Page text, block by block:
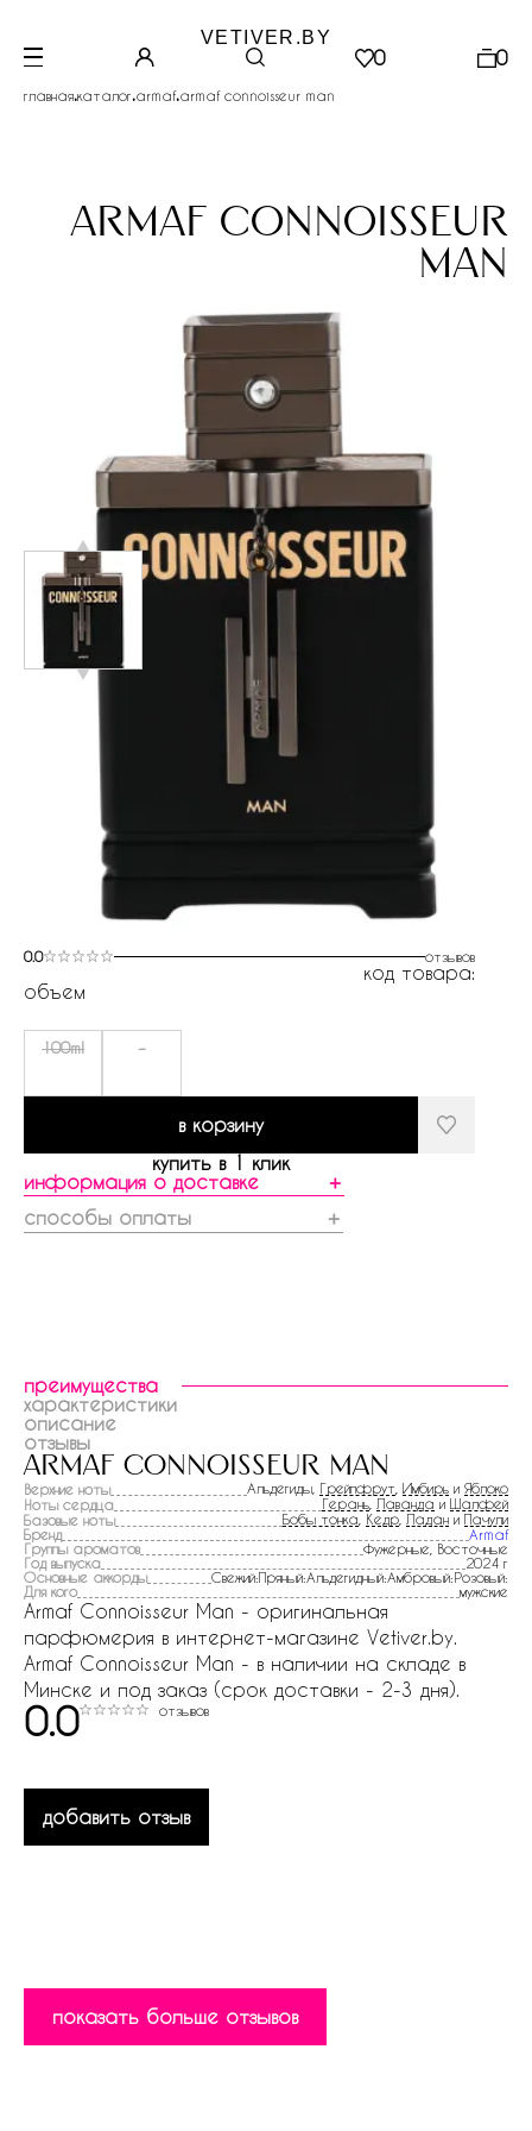
VETIVER.BY
0 0
главная.каталог.armaf.armaf connoisseur man
armaf connoisseur
man
0.0 отзывов
код товара:
объем
100ml -
в корзину
купить в 1 клик
информация о доставке
＋
способы оплаты
＋
преимущества
характеристики
описание
отзывы
armaf connoisseur man
Верхние ноты Альдегиды, Грейпфрут Имбирь и Яблоко
Ноты сердца
Герань Лаванда и Шалфей
Базовые ноты
Бобы тонка Кедр Ладан и Пачули
Бренд
Armaf
Группы ароматов
Фужерные, Восточные
Год выпуска
2024 г
Основные аккорды
Свежий:Пряный:Альдегидный:Амбровый:Розовый:
Для кого
мужские
Armaf Connoisseur Man - оригинальная
парфюмерия в интернет-магазине Vetiver.by.
Armaf Connoisseur Man - в наличии на складе в
Минске и под заказ (срок доставки - 2-3 дня).
0.0 отзывов
добавить отзыв
показать больше отзывов